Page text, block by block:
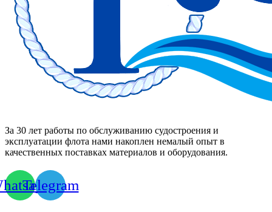
За 30 лет работы по обслуживанию судостроения и
эксплуатации флота нами накоплен немалый опыт в
качественных поставках материалов и оборудования.
Telegram